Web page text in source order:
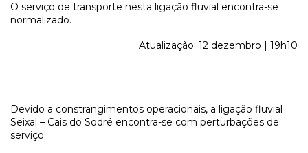
O serviço de transporte nesta ligação fluvial encontra-se
normalizado.
Atualização: 12 dezembro | 19h10
Devido a constrangimentos operacionais, a ligação fluvial
Seixal – Cais do Sodré encontra-se com perturbações de
serviço.